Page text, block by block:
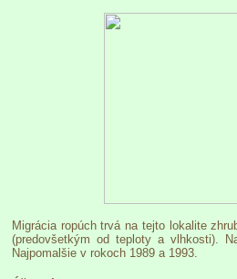
Migrácia ropúch trvá na tejto lokalite
(predovšetkým od teploty a vlhkosti).
Najpomalšie v rokoch 1989 a 1993.